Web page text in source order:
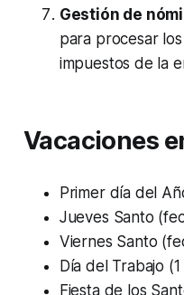
Gestión de
para procesar
impuestos de la
Vacaciones
Primer día del
Jueves Santo
Viernes Santo
Día del Trabajo
Fiesta de los